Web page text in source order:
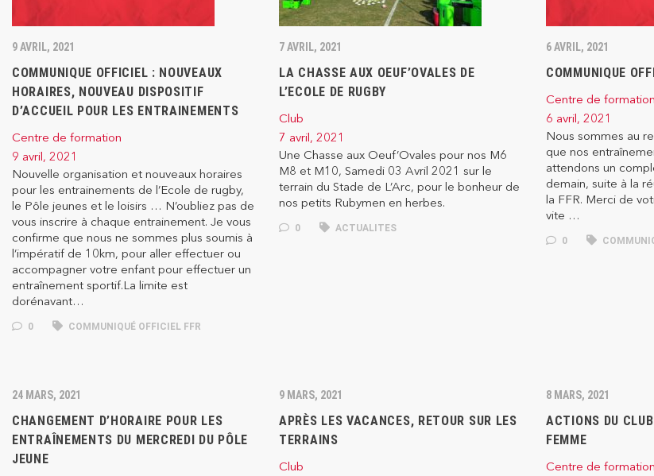
9 AVRIL, 2021
COMMUNIQUE OFFICIEL : NOUVEAUX
HORAIRES, NOUVEAU DISPOSITIF
D’ACCUEIL POUR LES ENTRAINEMENTS
Centre de formation
9 avril, 2021
Nouvelle organisation et nouveaux horaires
pour les entrainements de l’Ecole de rugby,
le Pôle jeunes et le loisirs … N’oubliez pas de
vous inscrire à chaque entrainement. Je vous
confirme que nous ne sommes plus soumis à
l’impératif de 10km, pour aller effectuer ou
accompagner votre enfant pour effectuer un
entraînement sportif.La limite est
dorénavant…
0 COMMUNIQUÉ OFFICIEL FFR
7 AVRIL, 2021
LA CHASSE AUX OEUF’OVALES DE
L’ECOLE DE RUGBY
Club
7 avril, 2021
Une Chasse aux Oeuf’Ovales pour nos M6
M8 et M10, Samedi 03 Avril 2021 sur le
terrain du Stade de L’Arc, pour le bonheur de
nos petits Rubymen en herbes.
0 ACTUALITES
6 AVRIL, 2021
COMMUNIQUE
Centre de formation
6 avril, 2021
Nous sommes au
que nos
attendons un
demain, suite à la
la FFR. Merci de
vite …
0
24 MARS, 2021
CHANGEMENT D’HORAIRE POUR LES
ENTRAÎNEMENTS DU MERCREDI DU PÔLE
JEUNE
9 MARS, 2021
APRÈS LES VACANCES, RETOUR SUR LES
TERRAINS
Club
8 MARS, 2021
ACTIONS DU
FEMME
Centre de formation